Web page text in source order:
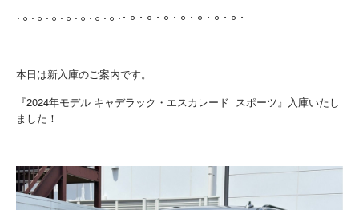
𐄁𐄙𐄁𐄙𐄁𐄙𐄁𐄙𐄁𐄙𐄁𐄙𐄁𐄙𐄁 𐄁𐄙𐄁𐄙𐄁𐄙𐄁𐄙𐄁𐄙𐄁𐄙𐄁𐄙𐄁
本日は新入庫のご案内です。
『2024年モデル キャデラック・エスカレード スポーツ』入庫いたし
ました！